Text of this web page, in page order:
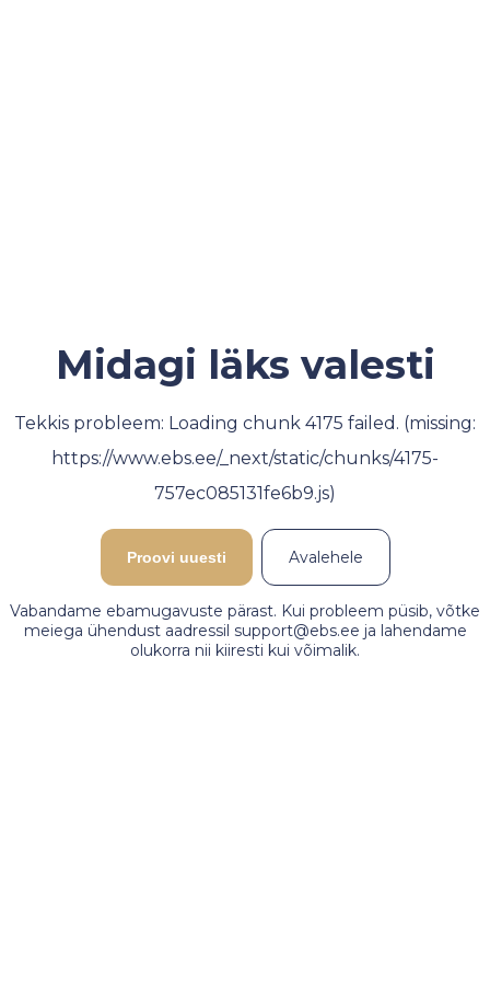
Midagi läks valesti
Tekkis probleem: Loading chunk 4175 failed. (missing:
https://www.ebs.ee/_next/static/chunks/4175-
757ec085131fe6b9.js)
Proovi uuesti Avalehele
Vabandame ebamugavuste pärast. Kui probleem püsib, võtke
meiega ühendust aadressil support@ebs.ee ja lahendame
olukorra nii kiiresti kui võimalik.